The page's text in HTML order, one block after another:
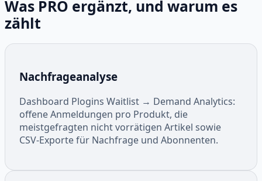
Was PRO ergänzt, und warum es
zählt
Nachfrageanalyse
Dashboard Plogins Waitlist → Demand Analytics:
offene Anmeldungen pro Produkt, die
meistgefragten nicht vorrätigen Artikel sowie
CSV-Exporte für Nachfrage und Abonnenten.